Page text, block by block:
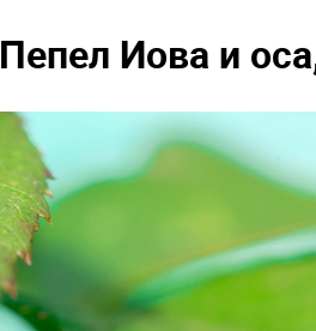
Пепел Иова и